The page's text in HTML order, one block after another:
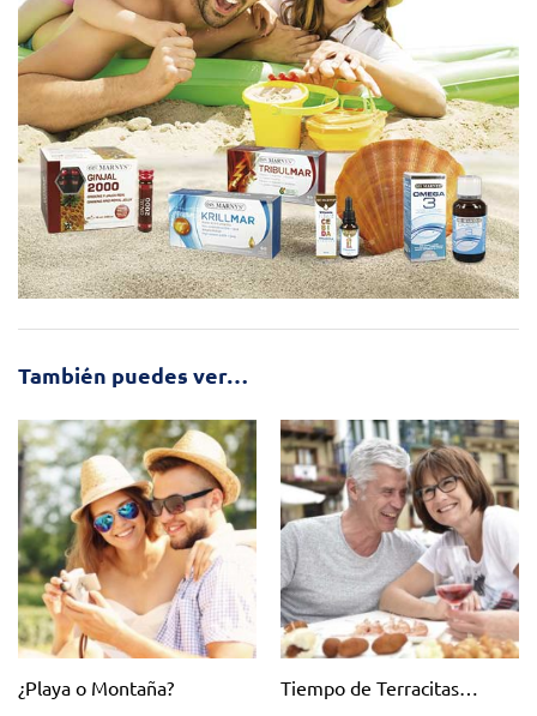
También puedes ver…
¿Playa o Montaña? Tiempo de Terracitas…